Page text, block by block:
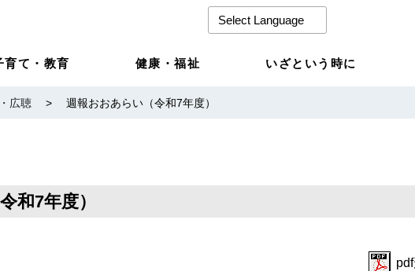
育て・教育 健康・福祉 いざという時に
広聴 > 週報おおあらい（令和7年度）
和7年度）